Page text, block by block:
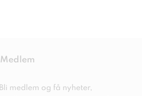
Medlem
Bli medlem og få nyheter,